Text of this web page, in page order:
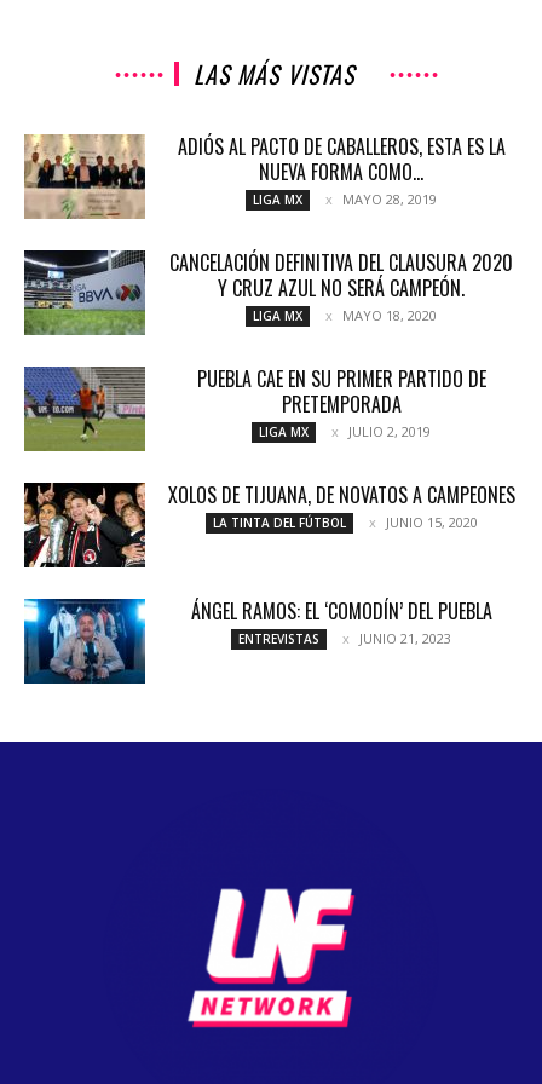
LAS MÁS VISTAS
ADIÓS AL PACTO DE CABALLEROS, ESTA ES LA
NUEVA FORMA COMO...
LIGA MX MAYO 28, 2019
CANCELACIÓN DEFINITIVA DEL CLAUSURA 2020
Y CRUZ AZUL NO SERÁ CAMPEÓN.
LIGA MX MAYO 18, 2020
PUEBLA CAE EN SU PRIMER PARTIDO DE
PRETEMPORADA
LIGA MX JULIO 2, 2019
XOLOS DE TIJUANA, DE NOVATOS A CAMPEONES
LA TINTA DEL FÚTBOL JUNIO 15, 2020
ÁNGEL RAMOS: EL ‘COMODÍN’ DEL PUEBLA
ENTREVISTAS JUNIO 21, 2023